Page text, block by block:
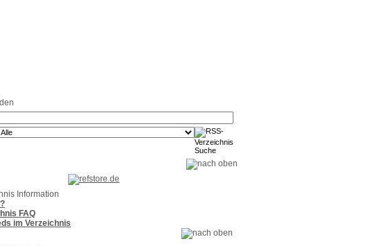
Information
FAQ
im Verzeichnis